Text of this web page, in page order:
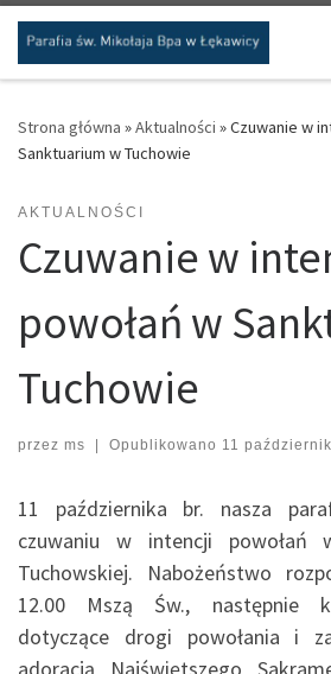
Przejdź do treści
Strona główna »Aktualności »Czuwanie w
Sanktuarium w Tuchowie
AKTUALNOŚCI
Czuwanie w
powołań w
Tuchowie
przez ms | Opublikowano 11
11 października br. nasza
czuwaniu w intencji powołań
Tuchowskiej. Nabożeństwo
12.00 Mszą Św., następnie
dotyczące drogi powołania i
adoracją Najświętszego